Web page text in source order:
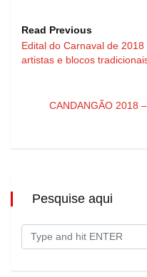
Read Previous
Edital do Carnaval de
artistas e blocos
CANDANGÃO 2018
Pesquise aqui